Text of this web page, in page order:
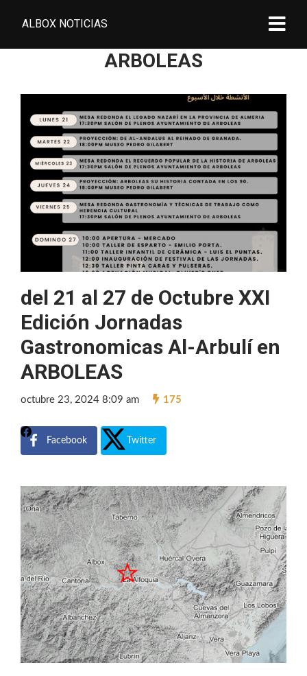
ALBOX NOTICIAS
ARBOLEAS
del 21 al 27 de Octubre XXI
Edición Jornadas
Gastronomicas Al-Arbulí en
ARBOLEAS
octubre 23, 2024 8:09 am 175
Facebook Twitter